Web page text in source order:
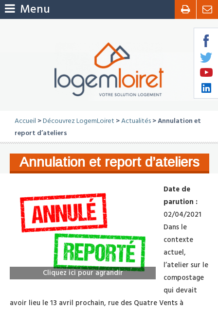
Menu
Accueil >Découvrez LogemLoiret >Actualités > Annulation et
report d’ateliers
Annulation et report d’ateliers
Cliquez ici pour agrandir
Date de
parution :
02/04/2021
Dans le
contexte
actuel,
l’atelier sur le
compostage
qui devait
avoir lieu le 13 avril prochain, rue des Quatre Vents à